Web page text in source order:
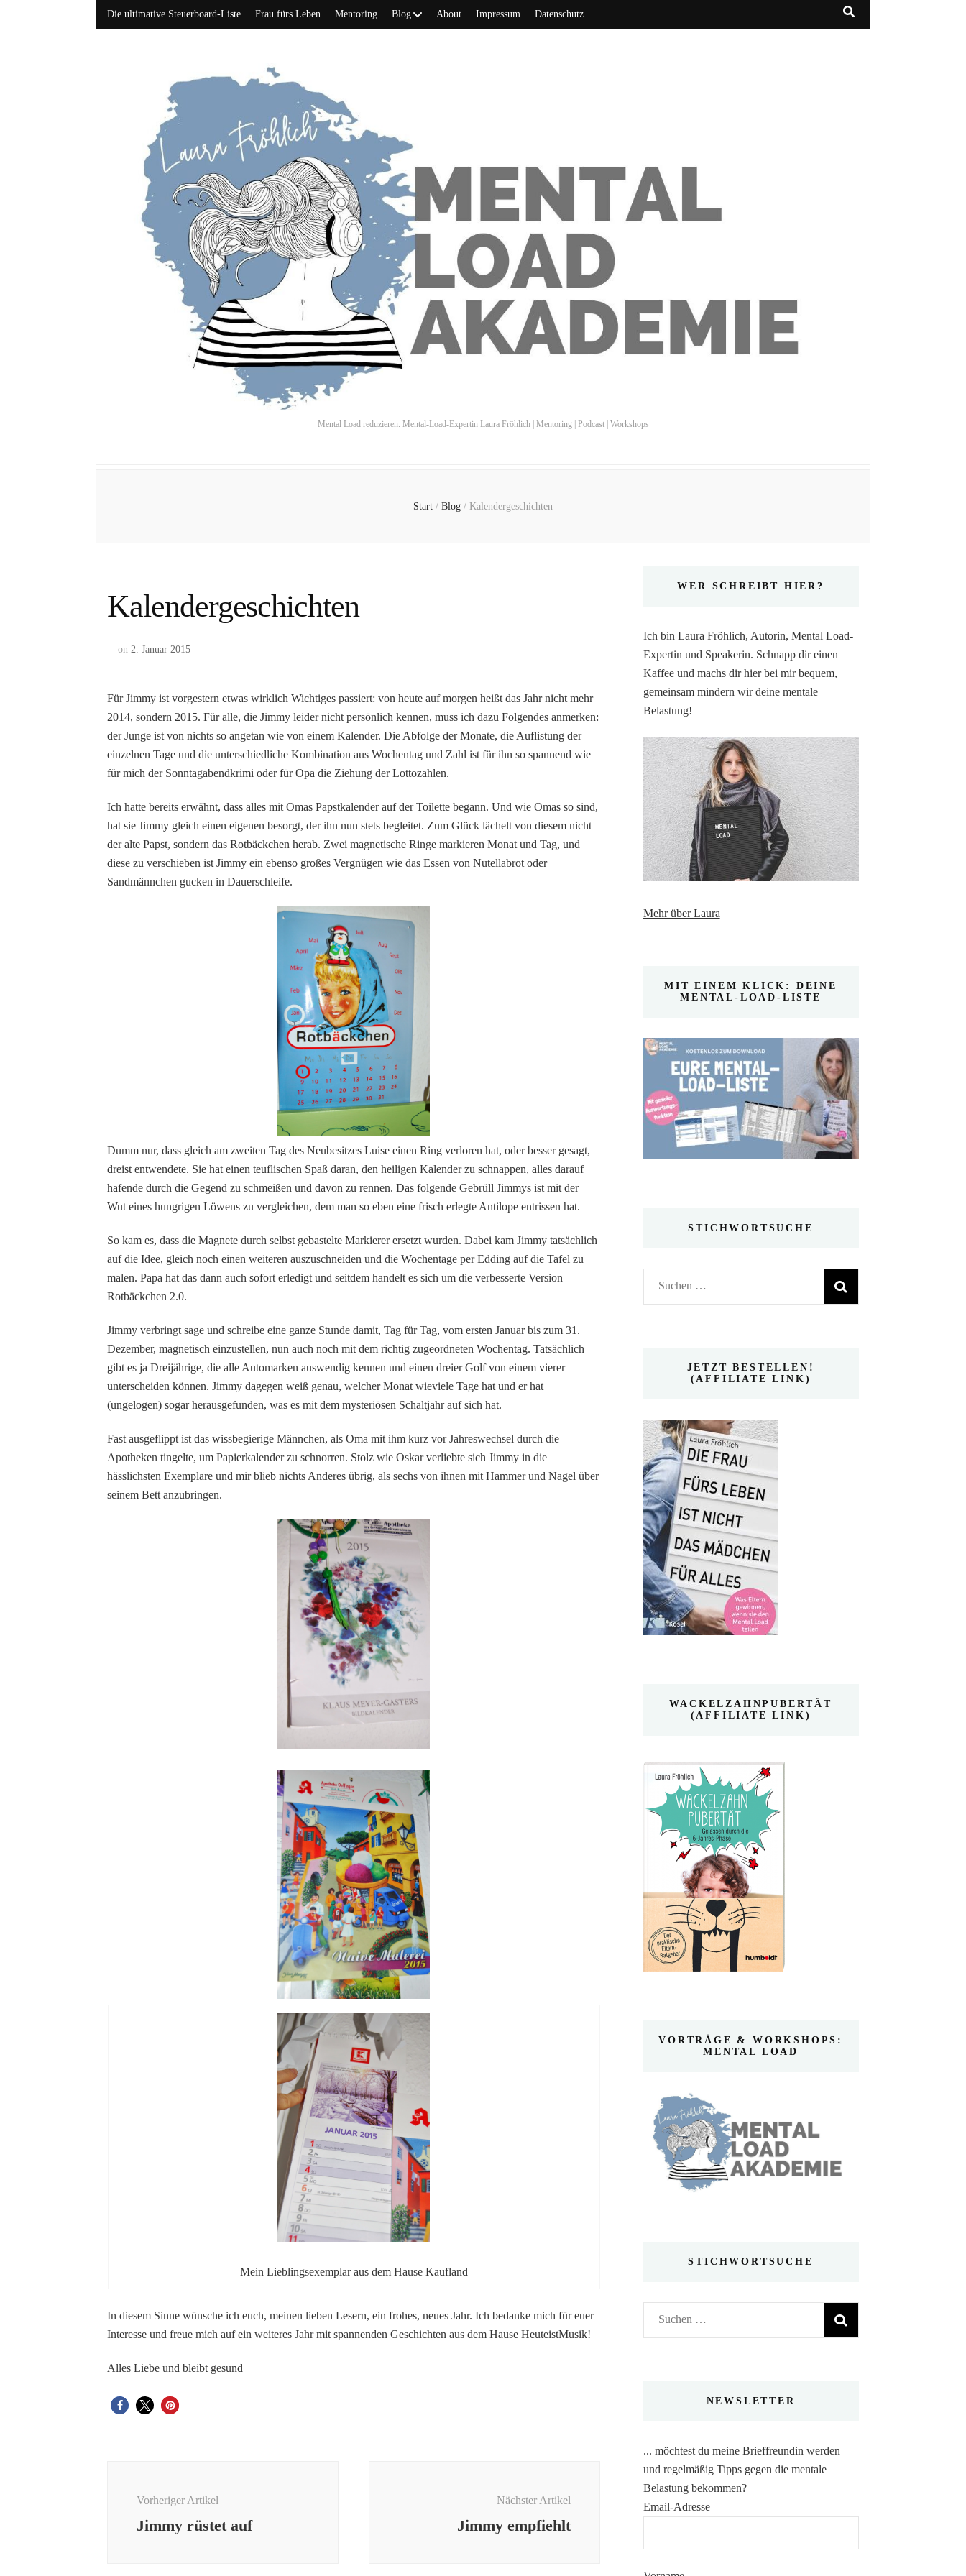
Die ultimative Steuerboard-Liste Frau fürs Leben Mentoring Blog About Impressum Datenschutz
Mental Load reduzieren. Mental-Load-Expertin Laura Fröhlich | Mentoring | Podcast | Workshops
Start / Blog / Kalendergeschichten
Kalendergeschichten
on2. Januar 2015
Für Jimmy ist vorgestern etwas wirklich Wichtiges passiert: von heute auf morgen heißt das Jahr nicht mehr
2014, sondern 2015. Für alle, die Jimmy leider nicht persönlich kennen, muss ich dazu Folgendes anmerken:
der Junge ist von nichts so angetan wie von einem Kalender. Die Abfolge der Monate, die Auflistung der
einzelnen Tage und die unterschiedliche Kombination aus Wochentag und Zahl ist für ihn so spannend wie
für mich der Sonntagabendkrimi oder für Opa die Ziehung der Lottozahlen.
Ich hatte bereits erwähnt, dass alles mit Omas Papstkalender auf der Toilette begann. Und wie Omas so sind,
hat sie Jimmy gleich einen eigenen besorgt, der ihn nun stets begleitet. Zum Glück lächelt von diesem nicht
der alte Papst, sondern das Rotbäckchen herab. Zwei magnetische Ringe markieren Monat und Tag, und
diese zu verschieben ist Jimmy ein ebenso großes Vergnügen wie das Essen von Nutellabrot oder
Sandmännchen gucken in Dauerschleife.
Dumm nur, dass gleich am zweiten Tag des Neubesitzes Luise einen Ring verloren hat, oder besser gesagt,
dreist entwendete. Sie hat einen teuflischen Spaß daran, den heiligen Kalender zu schnappen, alles darauf
hafende durch die Gegend zu schmeißen und davon zu rennen. Das folgende Gebrüll Jimmys ist mit der
Wut eines hungrigen Löwens zu vergleichen, dem man so eben eine frisch erlegte Antilope entrissen hat.
So kam es, dass die Magnete durch selbst gebastelte Markierer ersetzt wurden. Dabei kam Jimmy tatsächlich
auf die Idee, gleich noch einen weiteren auszuschneiden und die Wochentage per Edding auf die Tafel zu
malen. Papa hat das dann auch sofort erledigt und seitdem handelt es sich um die verbesserte Version
Rotbäckchen 2.0.
Jimmy verbringt sage und schreibe eine ganze Stunde damit, Tag für Tag, vom ersten Januar bis zum 31.
Dezember, magnetisch einzustellen, nun auch noch mit dem richtig zugeordneten Wochentag. Tatsächlich
gibt es ja Dreijährige, die alle Automarken auswendig kennen und einen dreier Golf von einem vierer
unterscheiden können. Jimmy dagegen weiß genau, welcher Monat wieviele Tage hat und er hat
(ungelogen) sogar herausgefunden, was es mit dem mysteriösen Schaltjahr auf sich hat.
Fast ausgeflippt ist das wissbegierige Männchen, als Oma mit ihm kurz vor Jahreswechsel durch die
Apotheken tingelte, um Papierkalender zu schnorren. Stolz wie Oskar verliebte sich Jimmy in die
hässlichsten Exemplare und mir blieb nichts Anderes übrig, als sechs von ihnen mit Hammer und Nagel über
seinem Bett anzubringen.
Mein Lieblingsexemplar aus dem Hause Kaufland
In diesem Sinne wünsche ich euch, meinen lieben Lesern, ein frohes, neues Jahr. Ich bedanke mich für euer
Interesse und freue mich auf ein weiteres Jahr mit spannenden Geschichten aus dem Hause HeuteistMusik!
Alles Liebe und bleibt gesund
Vorheriger Artikel
Jimmy rüstet auf
Nächster Artikel
Jimmy empfiehlt
WER SCHREIBT HIER?
Ich bin Laura Fröhlich, Autorin, Mental Load-
Expertin und Speakerin. Schnapp dir einen
Kaffee und machs dir hier bei mir bequem,
gemeinsam mindern wir deine mentale
Belastung!
Mehr über Laura
MIT EINEM KLICK: DEINE
MENTAL-LOAD-LISTE
STICHWORTSUCHE
Suchen
nach:
JETZT BESTELLEN!
(AFFILIATE LINK)
WACKELZAHNPUBERTÄT
(AFFILIATE LINK)
VORTRÄGE & WORKSHOPS:
MENTAL LOAD
STICHWORTSUCHE
Suchen
nach:
NEWSLETTER
... möchtest du meine Brieffreundin werden
und regelmäßig Tipps gegen die mentale
Belastung bekommen?
Email-Adresse